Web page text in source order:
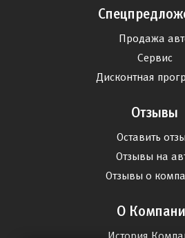
Продажа
Сервис
Дисконтная
Отзывы
Оставить
Отзывы на
Отзывы о
О
История